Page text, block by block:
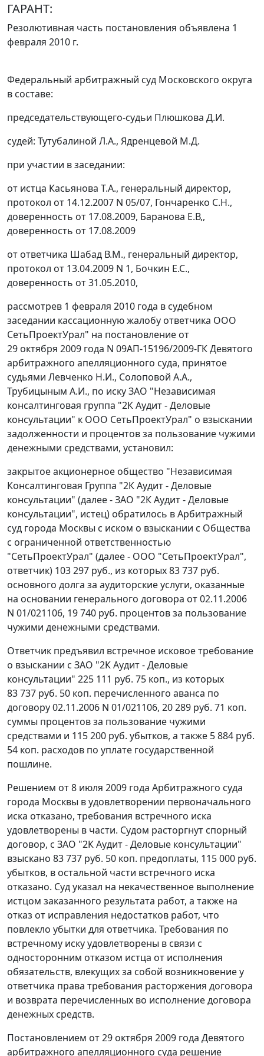
ГАРАНТ:
Резолютивная часть постановления объявлена 1
февраля 2010 г.
Федеральный арбитражный суд Московского округа
в составе:
председательствующего-судьи Плюшкова Д.И.
судей: Тутубалиной Л.А., Ядренцевой М.Д.
при участии в заседании:
от истца Касьянова Т.А., генеральный директор,
протокол от 14.12.2007 N 05/07, Гончаренко С.Н.,
доверенность от 17.08.2009, Баранова Е.В,,
доверенность от 17.08.2009
от ответчика Шабад В.М., генеральный директор,
протокол от 13.04.2009 N 1, Бочкин Е.С.,
доверенность от 31.05.2010,
рассмотрев 1 февраля 2010 года в судебном
заседании кассационную жалобу ответчика ООО
СетьПроектУрал" на постановление от
29 октября 2009 года N 09АП-15196/2009-ГК Девятого
арбитражного апелляционного суда, принятое
судьями Левченко Н.И., Солоповой А.А.,
Трубицыным А.И., по иску ЗАО "Независимая
консалтинговая группа "2К Аудит - Деловые
консультации" к ООО СетьПроектУрал" о взыскании
задолженности и процентов за пользование чужими
денежными средствами, установил:
закрытое акционерное общество "Независимая
Консалтинговая Группа "2К Аудит - Деловые
консультации" (далее - ЗАО "2К Аудит - Деловые
консультации", истец) обратилось в Арбитражный
суд города Москвы с иском о взыскании с Общества
с ограниченной ответственностью
"СетьПроектУрал" (далее - ООО "СетьПроектУрал",
ответчик) 103 297 руб., из которых 83 737 руб.
основного долга за аудиторские услуги, оказанные
на основании генерального договора от 02.11.2006
N 01/021106, 19 740 руб. процентов за пользование
чужими денежными средствами.
Ответчик предъявил встречное исковое требование
о взыскании с ЗАО "2К Аудит - Деловые
консультации" 225 111 руб. 75 коп., из которых
83 737 руб. 50 коп. перечисленного аванса по
договору 02.11.2006 N 01/021106, 20 289 руб. 71 коп.
суммы процентов за пользование чужими
средствами и 115 200 руб. убытков, а также 5 884 руб.
54 коп. расходов по уплате государственной
пошлине.
Решением от 8 июля 2009 года Арбитражного суда
города Москвы в удовлетворении первоначального
иска отказано, требования встречного иска
удовлетворены в части. Судом расторгнут спорный
договор, с ЗАО "2К Аудит - Деловые консультации"
взыскано 83 737 руб. 50 коп. предоплаты, 115 000 руб.
убытков, в остальной части встречного иска
отказано. Суд указал на некачественное выполнение
истцом заказанного результата работ, а также на
отказ от исправления недостатков работ, что
повлекло убытки для ответчика. Требования по
встречному иску удовлетворены в связи с
односторонним отказом истца от исполнения
обязательств, влекущих за собой возникновение у
ответчика права требования расторжения договора
и возврата перечисленных во исполнение договора
денежных средств.
Постановлением от 29 октября 2009 года Девятого
арбитражного апелляционного суда решение